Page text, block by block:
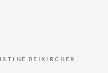
BEIKIRCHER